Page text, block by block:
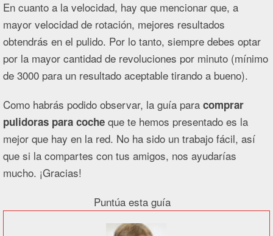
En cuanto a la velocidad, hay que mencionar que, a
mayor velocidad de rotación, mejores resultados
obtendrás en el pulido. Por lo tanto, siempre debes optar
por la mayor cantidad de revoluciones por minuto (mínimo
de 3000 para un resultado aceptable tirando a bueno).
Como habrás podido observar, la guía paracomprar
pulidoras para coche que te hemos presentado es la
mejor que hay en la red. No ha sido un trabajo fácil, así
que si la compartes con tus amigos, nos ayudarías
mucho. ¡Gracias!
Puntúa esta guía